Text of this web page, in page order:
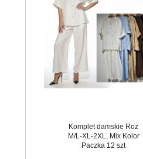
Komplet damskie Roz
M/L-XL-2XL, Mix Kolor
Paczka 12 szt